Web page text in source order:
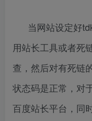
当网站设定好
用站长工具或者死
查，然后对有死链
状态码是正常，对
百度站长平台，同